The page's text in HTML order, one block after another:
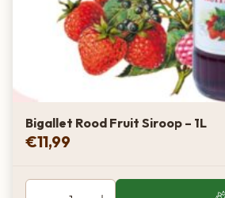
Bigallet Rood Fruit Siroop – 1L
€11,99